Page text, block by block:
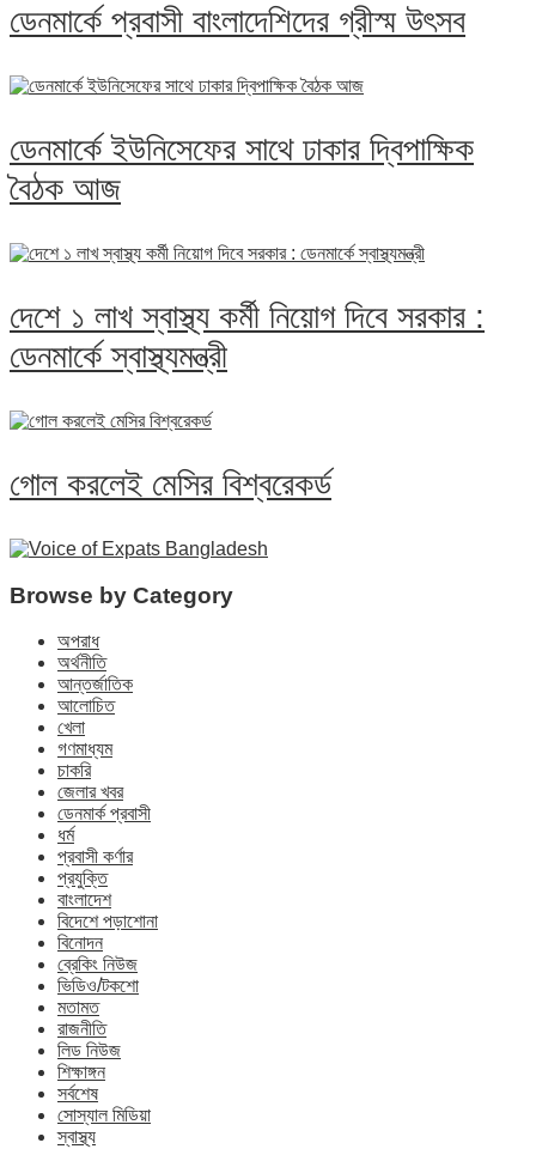
ডেনমার্কে প্রবাসী বাংলাদেশিদের গ্রীস্ম উৎসব
ডেনমার্কে ইউনিসেফের সাথে ঢাকার দ্বিপাক্ষিক
বৈঠক আজ
দেশে ১ লাখ স্বাস্থ্য কর্মী নিয়োগ দিবে সরকার :
ডেনমার্কে স্বাস্থ্যমন্ত্রী
গোল করলেই মেসির বিশ্বরেকর্ড
Browse by Category
অপরাধ
অর্থনীতি
আন্তর্জাতিক
আলোচিত
খেলা
গণমাধ্যম
চাকরি
জেলার খবর
ডেনমার্ক প্রবাসী
ধর্ম
প্রবাসী কর্ণার
প্রযুক্তি
বাংলাদেশ
বিদেশে পড়াশোনা
বিনোদন
ব্রেকিং নিউজ
ভিডিও/টকশো
মতামত
রাজনীতি
লিড নিউজ
শিক্ষাঙ্গন
সর্বশেষ
সোস্যাল মিডিয়া
স্বাস্থ্য